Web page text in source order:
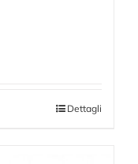
Dettagli